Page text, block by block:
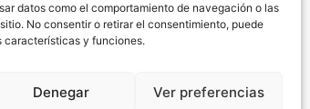
datos como el comportamiento de navegación o las
No consentir o retirar el consentimiento, puede
y funciones.
Denegar Ver preferencias